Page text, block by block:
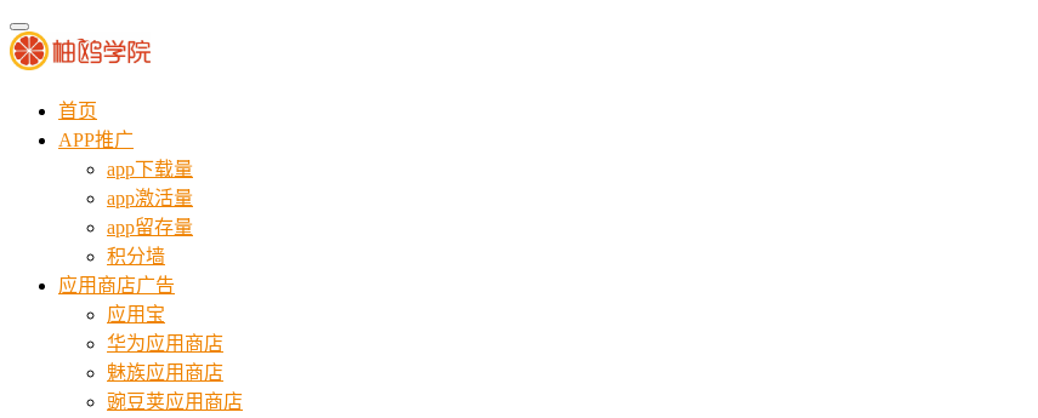
首页
APP推广
app下载量
app激活量
app留存量
积分墙
应用商店广告
应用宝
华为应用商店
魅族应用商店
豌豆荚应用商店